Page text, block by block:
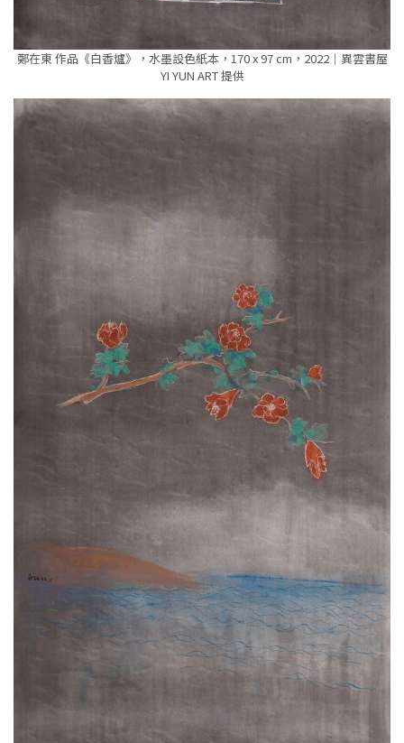
鄭在東 作品《白香爐》，水墨設色紙本，170 x 97 cm，2022｜異雲書屋
YI YUN ART 提供